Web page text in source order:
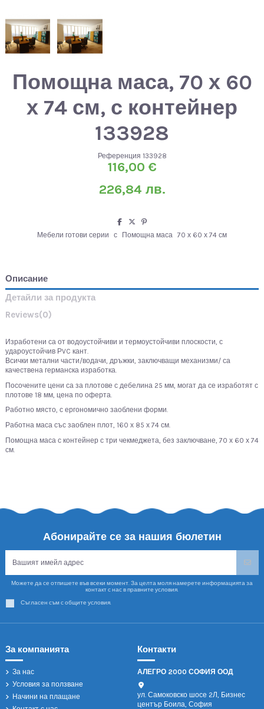
Помощна маса, 70 х 60
х 74 см, с контейнер
133928
Референция 133928
116,00 €
226,84 лв.
Мебели готови серии с Помощна маса 70 х 60 х 74 см
Описание
Детайли за продукта
Reviews(0)
Изработени са от водоустойчиви и термоустойчиви плоскости, с
удароустойчив РVC кант.
Всички метални части/водачи, дръжки, заключващи механизми/ са
качествена германска изработка.
Посочените цени са за плотове с дебелина 25 мм, могат да се изработят с
плотове 18 мм, цена по оферта.
Работно място, с ергономично заоблени форми.
Работна маса със заоблен плот, 160 х 85 х 74 см.
Помощна маса с контейнер с три чекмеджета, без заключване, 70 х 60 х 74
см.
Абонирайте се за нашия бюлетин
Можете да се отпишете във всеки момент. За целта моля намерете информацията за
контакт с нас в правните условия.
Съгласен съм с общите условия.
За компанията
За нас
Условия за ползване
Начини на плащане
Контакти
АЛЕГРО 2000 СОФИЯ ООД
ул. Самоковско шосе 2Л, Бизнес
център Боила, София